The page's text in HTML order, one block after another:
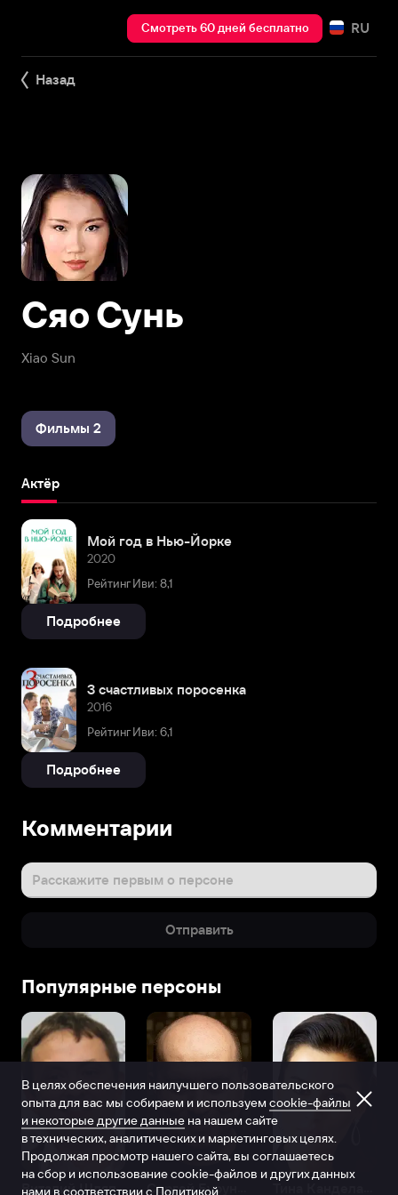
Смотреть 60 дней бесплатно RU
Назад
Xiao Sun
Сяо Сунь
Фильмы 2
Актёр
Мой год в Нью-Йорке
2020
Рейтинг Иви: 8,1
Подробнее
3 счастливых поросенка
2016
Рейтинг Иви: 6,1
Подробнее
Комментарии
Расскажите первым о персоне
Отправить
Популярные персоны
Виталий Шляппо
В целях обеспечения наилучшего пользовательского
опыта для вас мы собираем и используем cookie-файлы
и некоторые другие данные на нашем сайте
в технических, аналитических и маркетинговых целях.
Продолжая просмотр нашего сайта, вы соглашаетесь
на сбор и использование cookie-файлов и других данных
нами в соответствии с Политикой